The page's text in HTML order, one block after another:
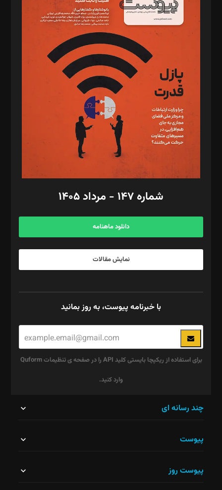
د‌بیر خدمت و تجارت: ابوالفضل رجبی
د‌بیر حقوق فناوری: حسام‌الدین ایپکچی
د‌بیر پیوست جهان: مینا پاکدل
د‌بیر تحریریه آنلاین: بابک نقاش
تحریریه‌: مجتبی محمود‌ی، آرش برهمند، یسنا امان‌پور، سروش کرمیان،
مصطفی مسجدی آرانی، ابوالفضل رجبی، زهرا فکرانه، فائزه فتحی
رستمی،مصطفی باستان
ویرایش: نگار استاد‌‌آقا
طراح یونیفرم: مجید توکلی
فیلمبرداری و عکاسی: امیر شفیعی، مانی لطفی زاده
گرافیک و صفحه‌آرایی: سید‌سبحان‌علی ثابت
مد‌یر توسعه تجاری: کامبیز برید‌
امور مالی: شاپور رهبری، محمد‌ کاظمی‌نیا
آگهی و مشترکین: ۰۹۱۹۹۹۹۰۴۵۴
شماره ۱۴۷ - مرداد ۱۴۰۵
دانلود ماهنامه
نمایش مقالات
با خبرنامه پیوست، به روز بمانید
برای استفاده از ریکپچا بایستی کلید API را در صفحه ی تنظیمات Quform
وارد کنید.
نباید
چند رسانه ای
پیوست
پیوست روز